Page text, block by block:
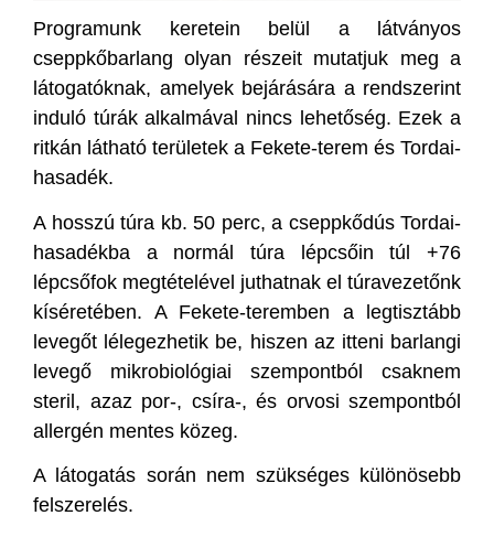
Programunk keretein belül a látványos
cseppkőbarlang olyan részeit mutatjuk meg a
látogatóknak, amelyek bejárására a rendszerint
induló túrák alkalmával nincs lehetőség. Ezek a
ritkán látható területek a Fekete-terem és Tordai-
hasadék.
A hosszú túra kb. 50 perc, a cseppkődús Tordai-
hasadékba a normál túra lépcsőin túl +76
lépcsőfok megtételével juthatnak el túravezetőnk
kíséretében. A Fekete-teremben a legtisztább
levegőt lélegezhetik be, hiszen az itteni barlangi
levegő mikrobiológiai szempontból csaknem
steril, azaz por-, csíra-, és orvosi szempontból
allergén mentes közeg.
A látogatás során nem szükséges különösebb
felszerelés.